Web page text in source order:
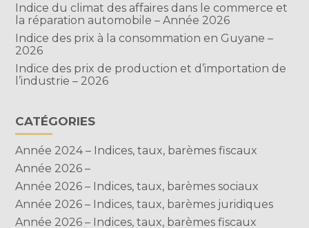
Indice du climat des affaires dans le commerce et
la réparation automobile – Année 2026
Indice des prix à la consommation en Guyane –
2026
Indice des prix de production et d’importation de
l’industrie – 2026
CATÉGORIES
Année 2024 – Indices, taux, barèmes fiscaux
Année 2026 –
Année 2026 – Indices, taux, barèmes sociaux
Année 2026 – Indices, taux, barèmes juridiques
Année 2026 – Indices, taux, barèmes fiscaux